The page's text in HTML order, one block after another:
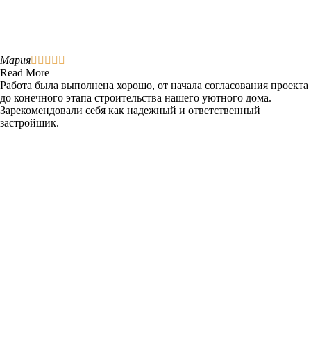
Мария    
Read More
Работа была выполнена хорошо, от начала согласования проекта
до конечного этапа строительства нашего уютного дома.
Зарекомендовали себя как надежный и ответственный
застройщик.